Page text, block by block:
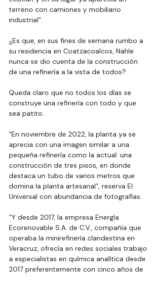
terreno con camiones y mobiliario
industrial”.
¿Es que, en sus fines de semana rumbo a
su residencia en Coatzacoalcos, Nahle
nunca se dio cuenta de la construcción
de una refinería a la vista de todos?
Queda claro que no todos los días se
construye una refinería con todo y que
sea patito.
“En noviembre de 2022, la planta ya se
aprecia con una imagen similar a una
pequeña refinería como la actual: una
construcción de tres pisos, en donde
destaca un tubo de varios metros que
domina la planta artesanal”, reserva El
Universal con abundancia de fotografías.
“Y desde 2017, la empresa Energía
Ecorenovable S.A. de C.V., compañía que
operaba la minirefinería clandestina en
Veracruz, ofrecía en redes sociales trabajo
a especialistas en química analítica desde
2017 preferentemente con cinco años de